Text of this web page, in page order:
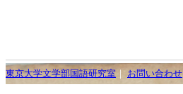
東京大学文学部国語研究室 お問い合わせ